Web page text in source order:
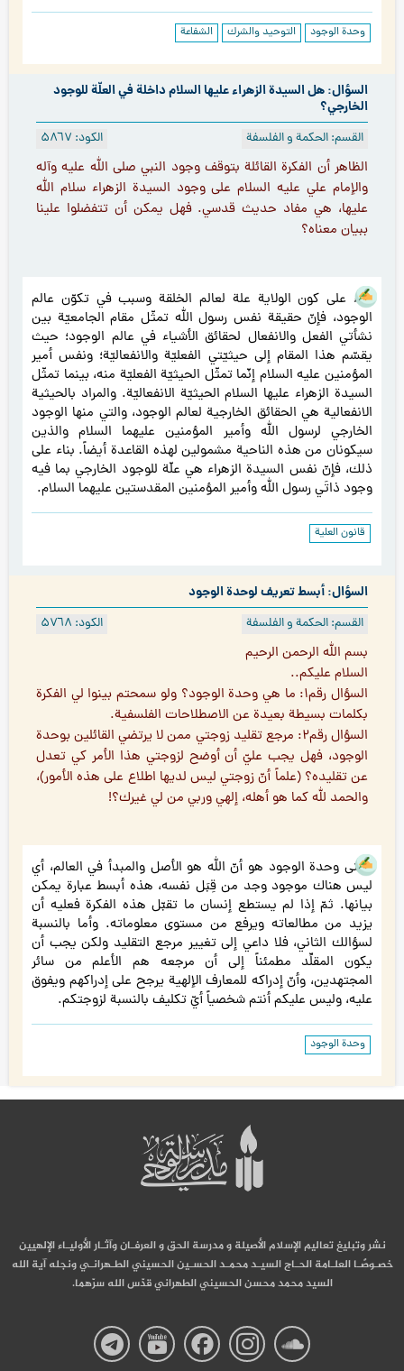
وحدة الوجود التوحيد والشرك الشفاعة
السؤال: هل السيدة الزهراء عليها السلام داخلة في العلّة للوجود
الخارجي؟
الكود: ۵۸٦۷ القسم: الحكمة و الفلسفة
الظاهر أن الفكرة القائلة بتوقف وجود النبي صلى الله عليه وآله
والإمام علي عليه السلام على وجود السيدة الزهراء سلام الله
عليها، هي مفاد حديث قدسي. فهل يمكن أن تتفضلوا علينا
ببيان معناه؟
بناء على كون الولاية علة لعالم الخلقة وسبب في تكوّن عالم
الوجود، فإنّ حقيقة نفس رسول الله تمثّل مقام الجامعيّة بين
نشأتي الفعل والانفعال لحقائق الأشياء في عالم الوجود؛ حيث
يقسّم هذا المقام إلى حيثيّتي الفعليّة والانفعاليّة؛ ونفس أمير
المؤمنين عليه السلام إنّما تمثّل الحيثيّة الفعليّة منه، بينما تمثّل
السيدة الزهراء عليها السلام الحيثيّة الانفعاليّة. والمراد بالحيثية
الانفعالية هي الحقائق الخارجية لعالم الوجود، والتي منها الوجود
الخارجي لرسول الله وأمير المؤمنين عليهما السلام والذين
سيكونان من هذه الناحية مشمولين لهذه القاعدة أيضاً. بناء على
ذلك، فإنّ نفس السيدة الزهراء هي علّة للوجود الخارجي بما فيه
وجود ذاتَي رسول الله وأمير المؤمنين المقدستين عليهما السلام.
قانون العلية
السؤال: أبسط تعريف لوحدة الوجود
الكود: ۵۷٦۸ القسم: الحكمة و الفلسفة
بسم الله الرحمن الرحيم
السلام عليكم..
السؤال رقم۱: ما هي وحدة الوجود؟ ولو سمحتم بينوا لي الفكرة
بكلمات بسيطة بعيدة عن الاصطلاحات الفلسفية.
السؤال رقم۲: مرجع تقليد زوجتي ممن لا يرتضي القائلين بوحدة
الوجود، فهل يجب عليّ أن أوضح لزوجتي هذا الأمر كي تعدل
عن تقليده؟ (علماً أنّ زوجتي ليس لديها اطلاع على هذه الأمور)،
والحمد لله كما هو أهله، إلهي وربي من لي غيرك؟!
معنى وحدة الوجود هو أنّ الله هو الأصل والمبدأ في العالم، أي
ليس هناك موجود وجد من قِبَل نفسه، هذه أبسط عبارة يمكن
بيانها. ثمّ إذا لم يستطع إنسان ما تقبّل هذه الفكرة فعليه أن
يزيد من مطالعاته ويرفع من مستوى معلوماته. وأما بالنسبة
لسؤالك الثاني، فلا داعي إلى تغيير مرجع التقليد ولكن يجب أن
يكون المقلِّد مطمئناً إلى أن مرجعه هم الأعلم من سائر
المجتهدين، وأنّ إدراكه للمعارف الإلهية يرجح على إدراكهم ويفوق
عليه، وليس عليكم أنتم شخصياً أيّ تكليف بالنسبة لزوجتكم.
وحدة الوجود
نشر وتبليغ تعاليم الإسلام الأصيلة و مدرسة الحق و العرفـان وآثـار الأوليـاء الإلهيين
خصـوصًـا العلـامة الحـاج السيـد محمـد الحسـين الحسيني الطـهرانـي ونجله آية الله
السيد محمد محسن الحسيني الطهراني قدّس الله سرّهما.